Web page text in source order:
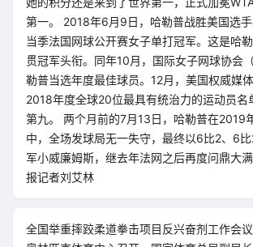
第一。 2018年6月9日，哈勒普战胜美国选
当季法国网球公开赛女子单打冠军。这是哈
贯冠军头衔。同年10月，国际女子网球协会
勒普当选年度最佳球员。12月，美国权威媒
2018年度全球20位最具有统治力的运动员名
第九。 两个月前的7月13日，哈勒普在2019
中，全场发球局无一失守，最终以6比2、6
军小威廉姆斯，继去年法网之后再度问鼎大
报记者刘艾林
全国举重摔跤柔道拳击项目反兴奋剂工作会